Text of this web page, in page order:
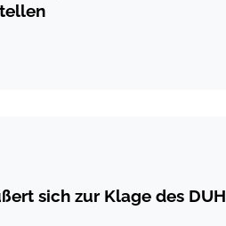
sich zur Klage des DUH